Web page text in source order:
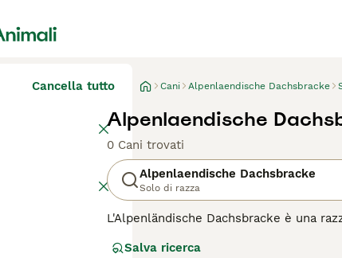
Cancella tutto Cani Alpenlaendische Dachsbracke
Alpenlaendische
0 Cani trovati
Alpenlaendische Dachsbracke
Solo di razza
L'Alpenländische Dachsbracke è una
resistenza. Di taglia media, con un
Salva ricerca